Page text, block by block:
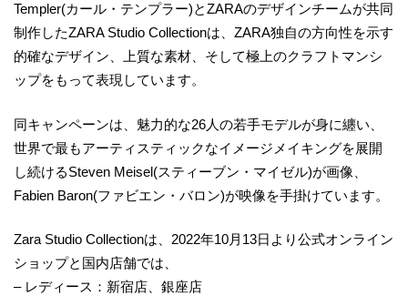
Templer(カール・テンプラー)とZARAのデザインチームが共同
制作したZARA Studio Collectionは、ZARA独自の方向性を示す
的確なデザイン、上質な素材、そして極上のクラフトマンシ
ップをもって表現しています。
同キャンペーンは、魅力的な26人の若手モデルが身に纏い、
世界で最もアーティスティックなイメージメイキングを展開
し続けるSteven Meisel(スティーブン・マイゼル)が画像、
Fabien Baron(ファビエン・バロン)が映像を手掛けています。
Zara Studio Collectionは、2022年10月13日より公式オンライン
ショップと国内店舗では、
– レディース：新宿店、銀座店